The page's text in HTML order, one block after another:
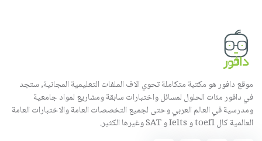
موقع دافور هو مكتبة متكاملة تحوي الاف الملفات التعليمية المجانية, ستجد
في دافور مئات الحلول لمسائل واختبارات سابقة ومشاريع لمواد جامعية
ومدرسية في العالم العربي وحتى لجميع التخصصات العامة والاختبارات العامة
العالمية كال toefl و Ielts و SAT وغيرها الكثير.